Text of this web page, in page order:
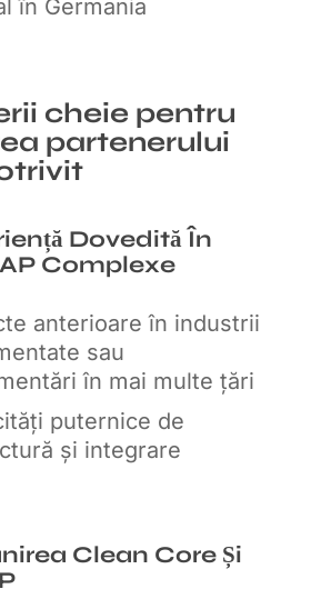
în Germania
cheie pentru
partenerului
Dovedită În
Complexe
anterioare în industrii
sau
în mai multe țări
puternice de
și integrare
Clean Core Și